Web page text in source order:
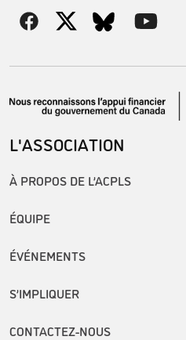
L'ASSOCIATION
À PROPOS DE L’ACPLS
ÉQUIPE
ÉVÉNEMENTS
S’IMPLIQUER
CONTACTEZ-NOUS